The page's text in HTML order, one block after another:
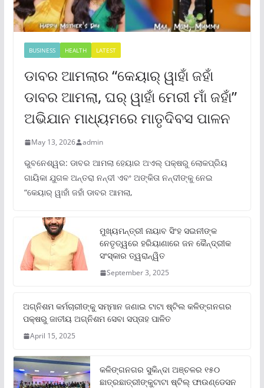
BUSINESS HEALTH LATEST
ଡାବର ଆମଲାର “କେୟାର୍ ୱାହାଁ ଜହାଁ
ଡାବର ଆମଲା, ଘର୍ ୱାହାଁ ମେରୀ ମାଁ ଜହାଁ”
ଅଭିଯାନ ମାଧ୍ୟମରେ ମାତୃଦିବସ ପାଳନ
May 13, 2026 admin
ଭୁବନେଶ୍ୱର: ଡାବର ଆମଲା ହେୟାର ଅଏଲ୍ ପକ୍ଷରୁ ଲୋକପ୍ରିୟ
ଗାୟିକା ଯୁଗଳ ଅନ୍ତରା ନନ୍ଦୀ ଏବଂ ଅଙ୍କିତା ନନ୍ଦୀଙ୍କୁ ନେଇ
“କେୟାର୍ ୱାହାଁ ଜହାଁ ଡାବର ଆମଲା,
ମୁଖ୍ୟମନ୍ତ୍ରୀ ନାୟାବ ସିଂହ ସଇନୀଙ୍କ
ନେତୃତ୍ୱରେ ହରିୟାଣାରେ ଜନ କୈନ୍ଦ୍ରୀକ
ସଂସ୍କାର ତ୍ୱରାନ୍ୱିତ
September 3, 2025
ଅଗ୍ନିଶମ କର୍ମଚାରୀଙ୍କୁ ସମ୍ମାନ ଜଣାଇ ଟାଟା ଷ୍ଟିଲ କଳିଙ୍ଗନଗର
ପକ୍ଷରୁ ଜାତୀୟ ଅଗ୍ନିଶମ ସେବା ସପ୍ତାହ ପାଳିତ
April 15, 2025
କଳିଙ୍ଗନଗର ସୁକିନ୍ଦା ଅଞ୍ଚଳର ୧୫୦
ଛାତ୍ରଛାତ୍ରୀଙ୍କୁଟାଟା ଷ୍ଟିଲ୍ ଫାଉଣ୍ଡେସନ